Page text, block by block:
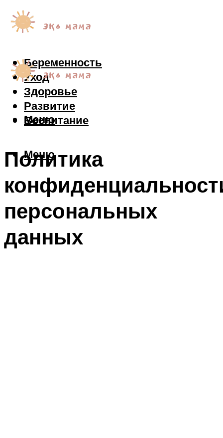
Беременность
Уход
Здоровье
Развитие
Воспитание
Меню
Меню
Политика
персональных
данных